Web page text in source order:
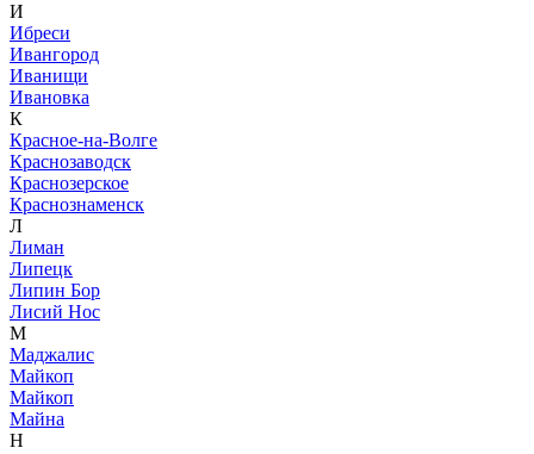
И
Ибреси
Ивангород
Иванищи
Ивановка
К
Красное-на-Волге
Краснозаводск
Краснозерское
Краснознаменск
Л
Лиман
Липецк
Липин Бор
Лисий Нос
М
Маджалис
Майкоп
Майкоп
Майна
Н